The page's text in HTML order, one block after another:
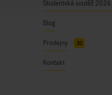
Studentská soutěž 2026
Blog
Prodejny 30
Kontakt